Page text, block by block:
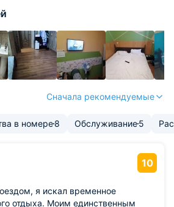
Сначала рекомендуемые
в номере8 Обслуживание5
10
я искал временное
отдыха. Моим единственным